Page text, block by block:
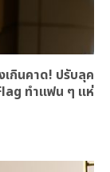
เกินคาด! ปรับลุค
ทำแฟน ๆ แห่